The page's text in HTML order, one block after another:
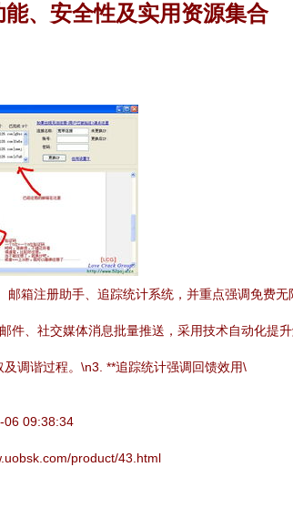
、安全性及实用资源集合
箱注册助手、追踪统计系统，并重点强调免费无
件、社交媒体消息批量推送，采用技术自动化提
调谐过程。\n3. **追踪统计强调回馈效用\
06 09:38:34
product/43.html